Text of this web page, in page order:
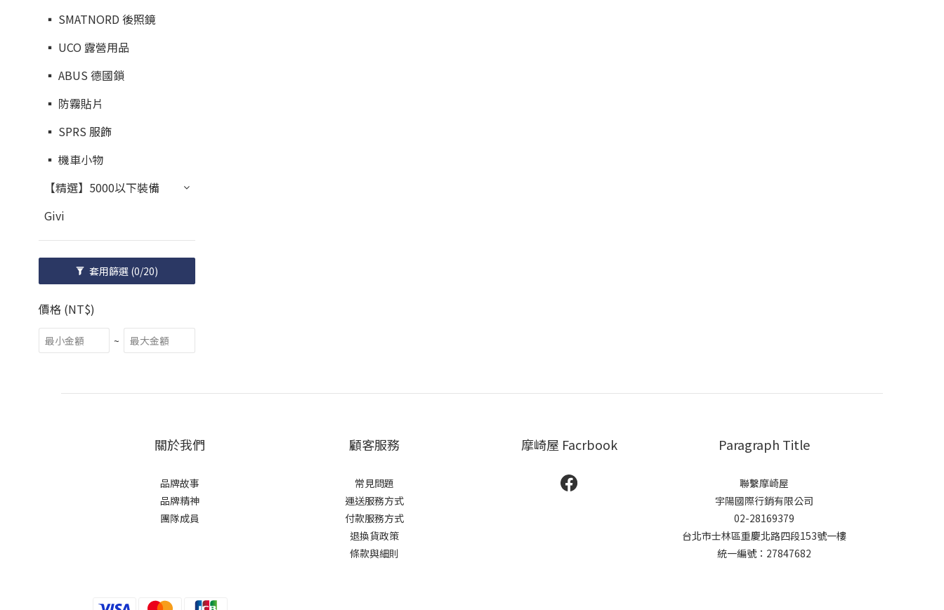
▪︎ SMATNORD 後照鏡
▪︎ UCO 露營用品
▪︎ ABUS 德國鎖
▪︎ 防霧貼片
▪︎ SPRS 服飾
▪︎ 機車小物
【精選】5000以下裝備
Givi
套用篩選 (0/20)
價格 (NT$)
~
關於我們
品牌故事
品牌精神
團隊成員
顧客服務
常見問題
運送服務方式
付款服務方式
退換貨政策
條款與細則
摩崎屋 Facrbook Paragraph Title
聯繫摩崎屋
宇陽國際行銷有限公司
02-28169379
台北市士林區重慶北路四段153號一樓
統一編號：27847682